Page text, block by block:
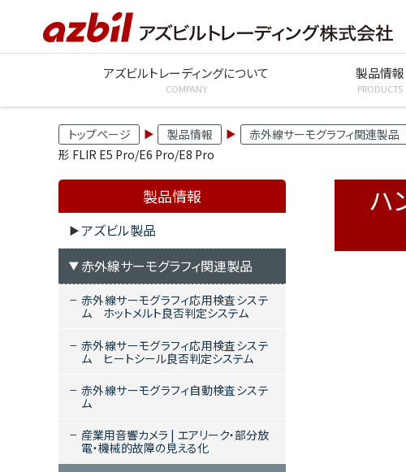
アズビルトレーディングについて
COMPANY
製品情報
PRODUCTS
トップページ 製品情報 赤外線サーモグラフィ関連製品
形 FLIR E5 Pro/E6 Pro/E8 Pro
製品情報
アズビル製品
赤外線サーモグラフィ関連製品
赤外線サーモグラフィ応用検査システ
ム ホットメルト良否判定システム
赤外線サーモグラフィ応用検査システ
ム ヒートシール良否判定システム
赤外線サーモグラフィ自動検査システ
ム
産業用音響カメラ | エアリーク・部分放
電・機械的故障の見える化
ハ